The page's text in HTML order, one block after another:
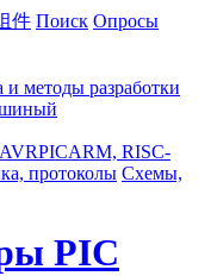
件 Поиск Опросы
и методы разработки
AVRPICARM, RISC-
протоколы Схемы,
PIC